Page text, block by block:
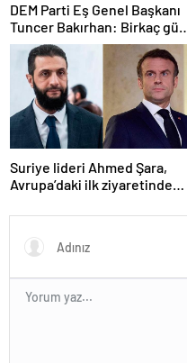
DEM Parti Eş Genel Başkanı
Tuncer Bakırhan: Birkaç gün
içerisinde kongre kararları
açıklanacak
Suriye lideri Ahmed Şara,
Avrupa’daki ilk ziyaretinde